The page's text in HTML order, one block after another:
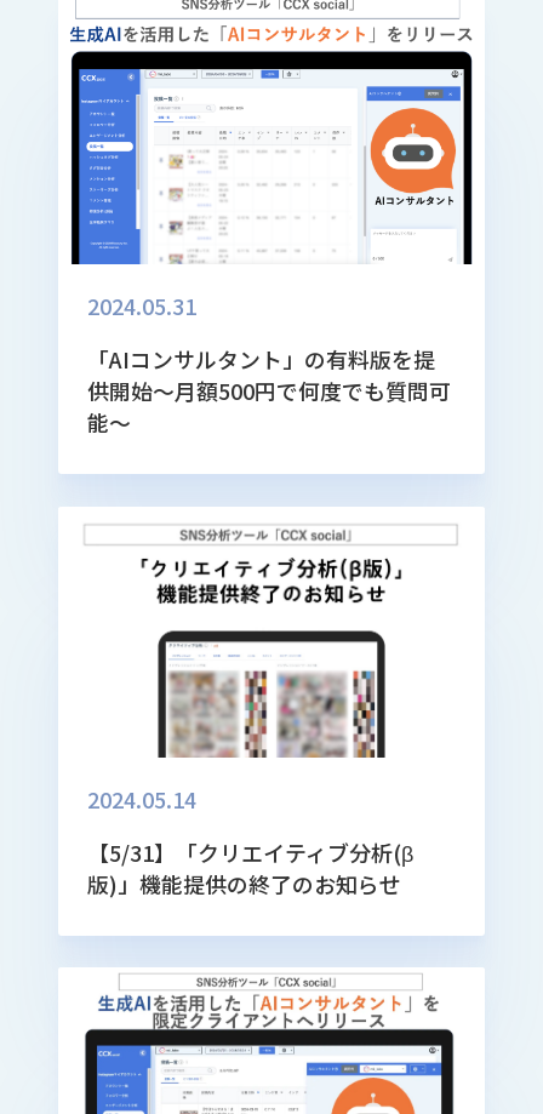
2024.05.31
「AIコンサルタント」の有料版を提
供開始～月額500円で何度でも質問可
能～
2024.05.14
【5/31】「クリエイティブ分析(β
版)」機能提供の終了のお知らせ